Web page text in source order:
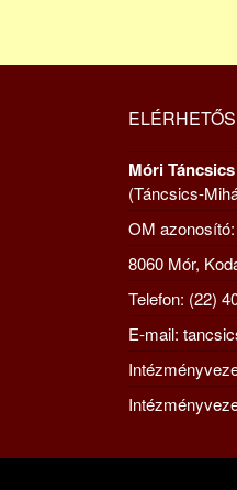
Móri
(Táncsics-
OM azonosító:
8060 Mór,
Telefon: (22)
E-mail: